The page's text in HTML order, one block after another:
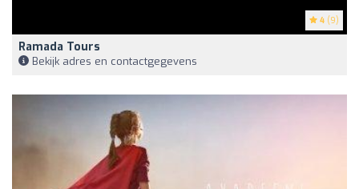
4 (9)
Ramada Tours
Bekijk adres en contactgegevens